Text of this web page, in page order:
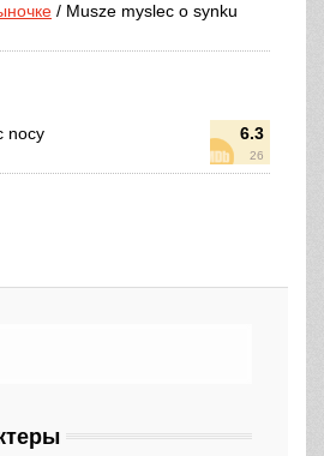
/ Musze myslec o synku
6.3
26
nocy